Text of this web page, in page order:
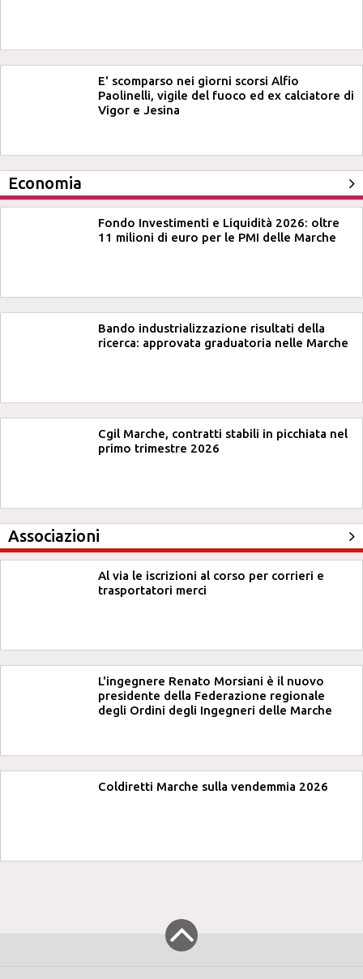
E' scomparso nei giorni scorsi Alfio
Paolinelli, vigile del fuoco ed ex calciatore di
Vigor e Jesina
Economia
Fondo Investimenti e Liquidità 2026: oltre
11 milioni di euro per le PMI delle Marche
Bando industrializzazione risultati della
ricerca: approvata graduatoria nelle Marche
Cgil Marche, contratti stabili in picchiata nel
primo trimestre 2026
Associazioni
Al via le iscrizioni al corso per corrieri e
trasportatori merci
L'ingegnere Renato Morsiani è il nuovo
presidente della Federazione regionale
degli Ordini degli Ingegneri delle Marche
Coldiretti Marche sulla vendemmia 2026